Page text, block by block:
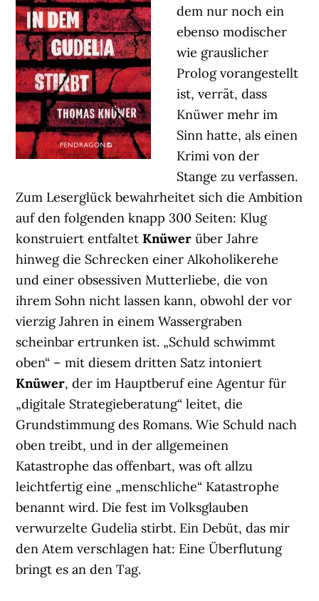
dem nur noch ein
ebenso modischer
wie grauslicher
Prolog vorangestellt
ist, verrät, dass
Knüwer mehr im
Sinn hatte, als einen
Krimi von der
Stange zu verfassen.
Zum Leserglück bewahrheitet sich die Ambition
auf den folgenden knapp 300 Seiten: Klug
konstruiert entfaltetKnüwerüber Jahre
hinweg die Schrecken einer Alkoholikerehe
und einer obsessiven Mutterliebe, die von
ihrem Sohn nicht lassen kann, obwohl der vor
vierzig Jahren in einem Wassergraben
scheinbar ertrunken ist. „Schuld schwimmt
oben“ – mit diesem dritten Satz intoniert
Knüwer, der im Hauptberuf eine Agentur für
„digitale Strategieberatung“ leitet, die
Grundstimmung des Romans. Wie Schuld nach
oben treibt, und in der allgemeinen
Katastrophe das offenbart, was oft allzu
leichtfertig eine „menschliche“ Katastrophe
benannt wird. Die fest im Volksglauben
verwurzelte Gudelia stirbt. Ein Debüt, das mir
den Atem verschlagen hat: Eine Überflutung
bringt es an den Tag.